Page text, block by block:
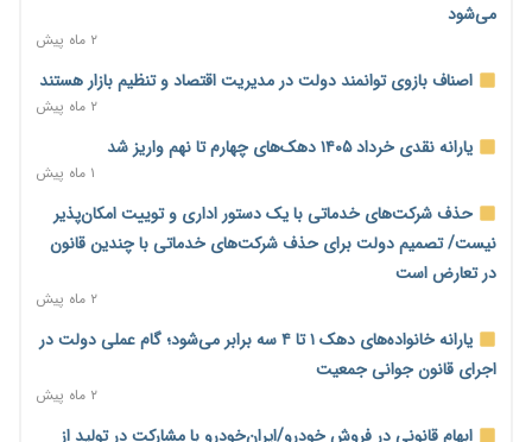
کاهش می‌یابد
۱ روز پیش
امضای تفاهم‌نامه تجاری ایران و پاکستان؛ هدف‌گذاری تجارت ۱۰
اختیارات جدید گمرکات برای تمدید ورود موقت کالا و خودرو تا
پایان شهریور ابلاغ شد
۱ روز پیش
مرحله سیزدهم کالابرگ در سایه تورم؛ قدرت خرید یارانه یک‌میلیونی
می‌شود
۲ ماه پیش
اصناف بازوی توانمند دولت در مدیریت اقتصاد و تنظیم بازار هستند
۲ ماه پیش
یارانه نقدی خرداد ۱۴۰۵ دهک‌های چهارم تا نهم واریز شد
۱ ماه پیش
حذف شرکت‌های خدماتی با یک دستور اداری و توییت امکان‌پذیر
نیست/ تصمیم دولت برای حذف شرکت‌های خدماتی با چندین قانون
در تعارض است
۲ ماه پیش
یارانه خانواده‌های دهک ۱ تا ۴ سه برابر می‌شود؛ گام عملی دولت در
اجرای قانون جوانی جمعیت
۲ ماه پیش
ابهام قانونی در فروش خودرو/ایران‌خودرو با مشارکت در تولید از